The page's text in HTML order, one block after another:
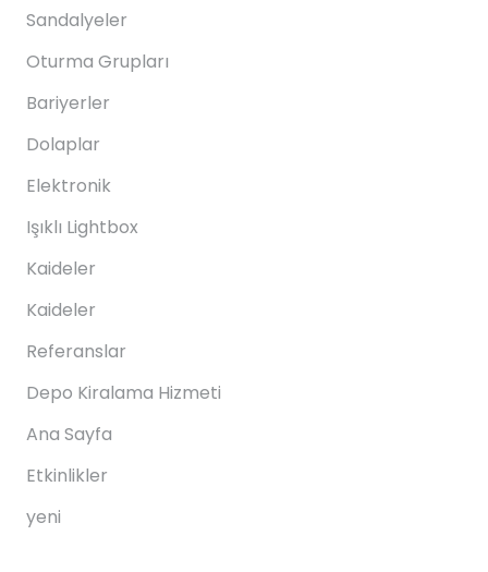
Sandalyeler
Oturma Grupları
Bariyerler
Dolaplar
Elektronik
Işıklı Lightbox
Kaideler
Kaideler
Referanslar
Depo Kiralama Hizmeti
Ana Sayfa
Etkinlikler
yeni